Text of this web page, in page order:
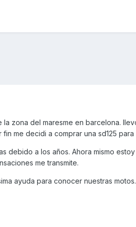
zona del maresme en barcelona.
me decidi a comprar una sd125 para
debido a los años. Ahora mismo
me transmite.
ayuda para conocer nuestras motos.